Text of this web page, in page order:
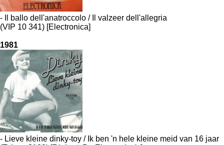
- Il ballo dell'anatroccolo / Il valzeer dell'allegria
(VIP 10 341) [Electronica]
1981
- Lieve kleine dinky-toy / Ik ben 'n hele kleine meid van 16 jaar